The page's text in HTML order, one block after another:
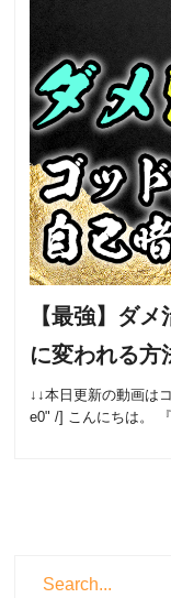
【最強】ダ
に変われる方
↓↓本日更新の動画は
e0" /] こんにちは。